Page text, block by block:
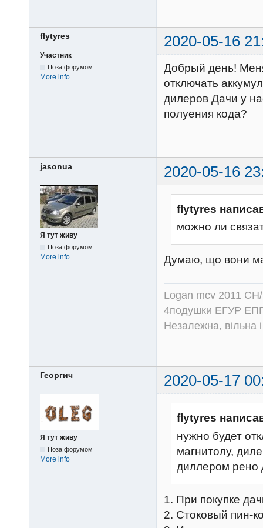
flytyres 2020-05-16
Участник
Поза форумом
More info
Добрый день!
отключать
дилеров Дачи у
полуения кода?
jasonua 2020-05-16
Я тут живу
Поза форумом
More info
flytyres
можно ли
Думаю, що вони
Logan mcv 2011
4подушки ЕГУР
Незалежна, вільна
Георгич 2020-05-17
Я тут живу
Поза форумом
More info
flytyres
нужно будет
магнитолу,
диллером рено
1. При покупке
2. Стоковый пин-